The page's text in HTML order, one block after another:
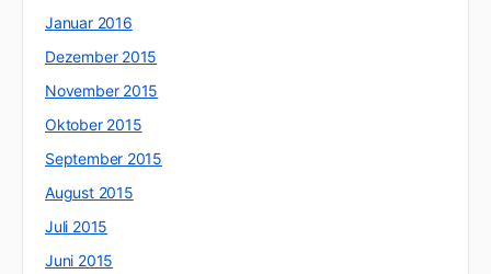
Januar 2016
Dezember 2015
November 2015
Oktober 2015
September 2015
August 2015
Juli 2015
Juni 2015